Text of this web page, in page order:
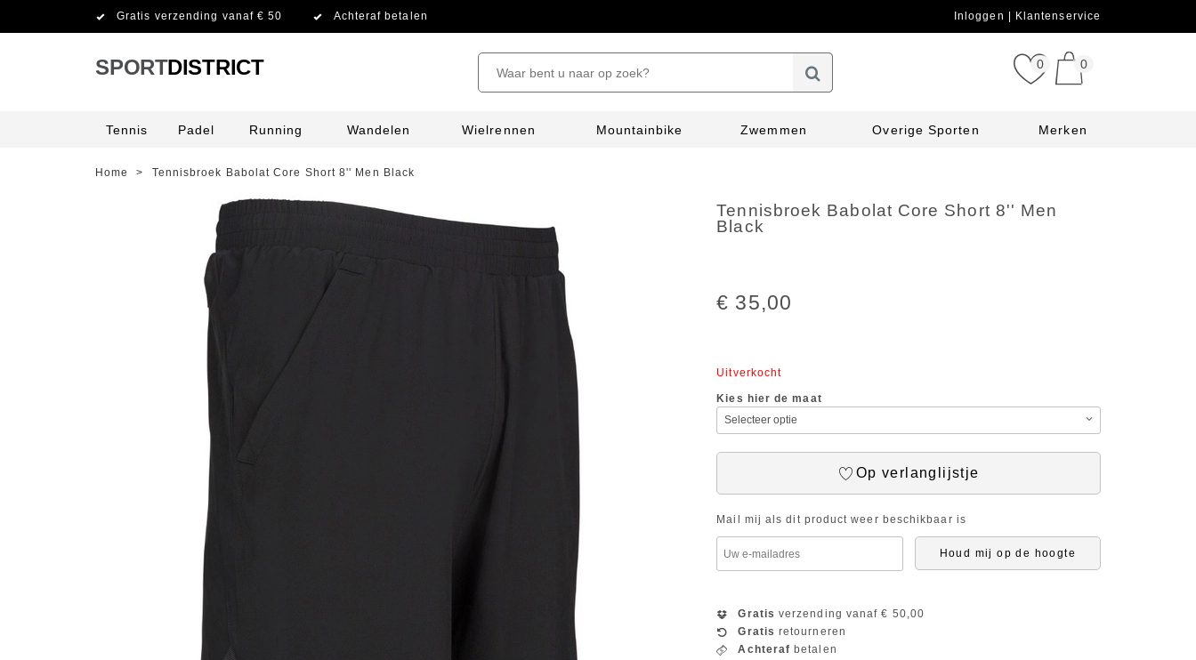
Gratis verzending vanaf € 50 Achteraf betalen Inloggen Klantenservice
SPORTDISTRICT 0 0
Tennis Padel Running Wandelen Wielrennen Mountainbike Zwemmen Overige Sporten Merken
Home > Tennisbroek Babolat Core Short 8'' Men Black
Tennisbroek Babolat Core Short 8'' Men
Black
€ 35,00
Uitverkocht
Kies hier de maat
Op verlanglijstje
Mail mij als dit product weer beschikbaar is
Houd mij op de hoogte
Gratis verzending vanaf € 50,00
Gratis retourneren
Achteraf betalen